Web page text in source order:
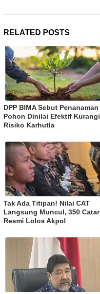
RELATED POSTS
DPP BIMA Sebut Penanaman
Pohon Dinilai Efektif Kurangi
Risiko Karhutla
Tak Ada Titipan! Nilai CAT
Langsung Muncul, 350 Catar
Resmi Lolos Akpol